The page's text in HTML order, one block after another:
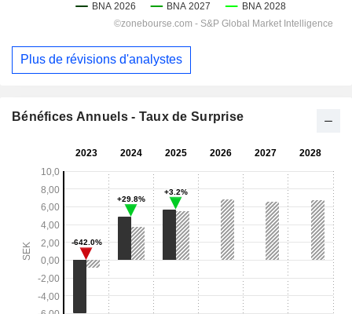
Plus de révisions d'analystes
Bénéfices Annuels - Taux de Surprise